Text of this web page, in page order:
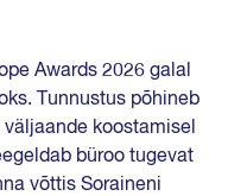
Awards 2026 galal
Tunnustus põhineb
koostamisel
büroo tugevat
võttis Soraineni